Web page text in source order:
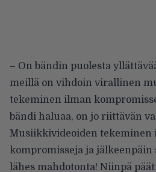
– On bändin puolesta
meillä on vihdoin virallinen
tekeminen ilman
bändi haluaa, on jo riittävän
Musiikkivideoiden tekeminen
kompromisseja ja jälkeenpäin
lähes mahdotonta! Niinpä